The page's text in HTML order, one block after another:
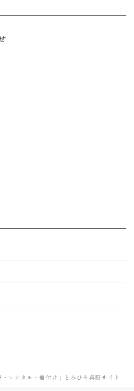
レンタル・着付け｜とみひろ呉服サイト